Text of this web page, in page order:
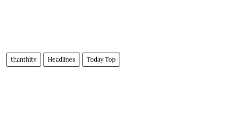
thanthitv Headlines Today Top